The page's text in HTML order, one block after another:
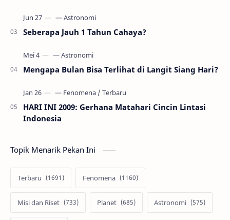
Seberapa Jauh 1 Tahun Cahaya?
Mengapa Bulan Bisa Terlihat di Langit Siang Hari?
HARI INI 2009: Gerhana Matahari Cincin Lintasi
Indonesia
Topik Menarik Pekan Ini
Terbaru Fenomena
Misi dan Riset Planet Astronomi